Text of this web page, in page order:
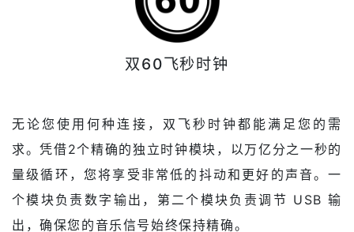
双60飞秒时钟
无论您使用何种连接，双飞秒时钟都能满足您的需
求。凭借2个精确的独立时钟模块，以万亿分之一秒的
量级循环，您将享受非常低的抖动和更好的声音。一
个模块负责数字输出，第二个模块负责调节 USB 输
出，确保您的音乐信号始终保持精确。